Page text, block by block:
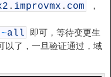
. improvmx . com
，
~all
即可，等待变更生
以了，一旦验证通过，域